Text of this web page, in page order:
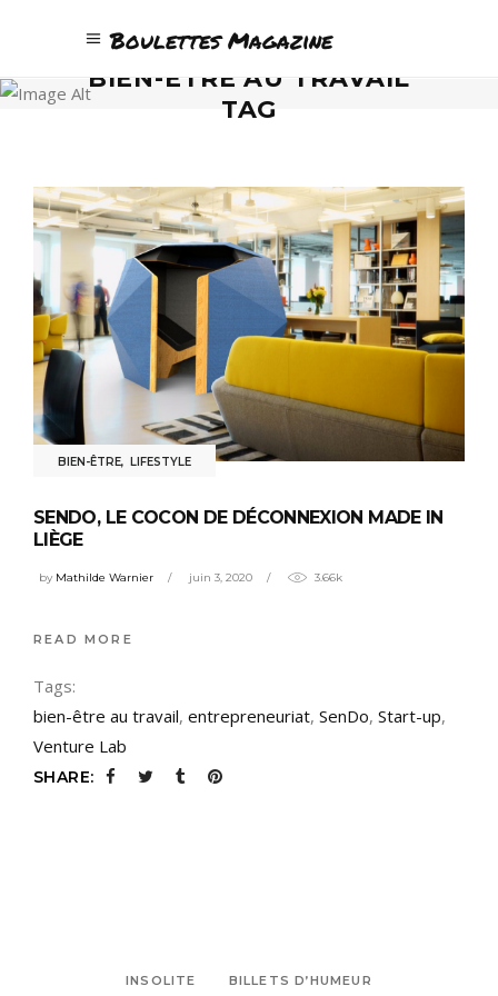
Boulettes Magazine
BIEN-ÊTRE AU TRAVAIL
TAG
BIEN-ÊTRE, LIFESTYLE
SENDO, LE COCON DE DÉCONNEXION MADE IN
LIÈGE
by Mathilde Warnier juin 3, 2020 3.66k
READ MORE
Tags:
bien-être au travail, entrepreneuriat, SenDo, Start-up,
Venture Lab
SHARE:
INSOLITE BILLETS D’HUMEUR